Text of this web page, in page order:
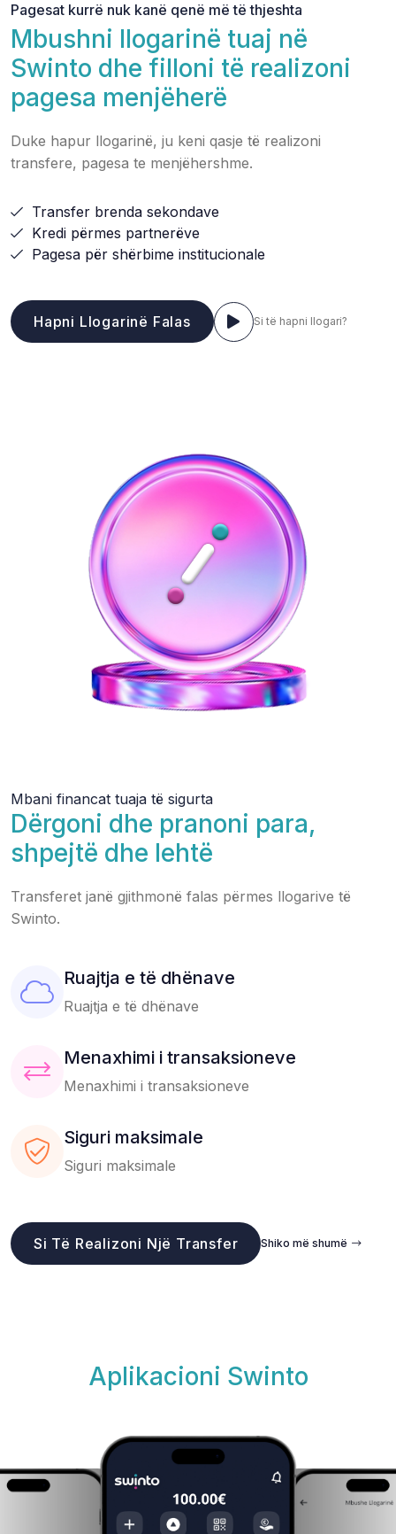
Pagesat kurrë nuk kanë qenë më të thjeshta
Mbushni llogarinë tuaj në
Swinto dhe filloni të realizoni
pagesa menjëherë
Duke hapur llogarinë, ju keni qasje të realizoni
transfere, pagesa te menjëhershme.
Transfer brenda sekondave
Kredi përmes partnerëve
Pagesa për shërbime institucionale
Hapni Llogarinë Falas Si të hapni llogari?
Mbani financat tuaja të sigurta
Dërgoni dhe pranoni para,
shpejtë dhe lehtë
Transferet janë gjithmonë falas përmes llogarive të
Swinto.
Ruajtja e të dhënave
Ruajtja e të dhënave
Menaxhimi i transaksioneve
Menaxhimi i transaksioneve
Siguri maksimale
Siguri maksimale
Si Të Realizoni Një Transfer Shiko më shumë
Aplikacioni Swinto